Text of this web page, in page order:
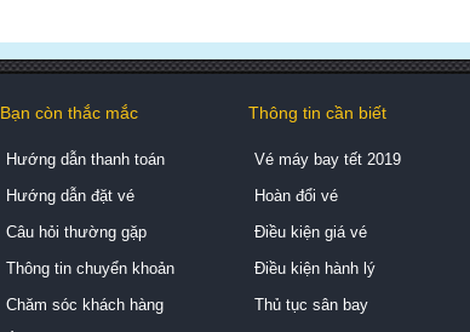
Bạn còn thắc mắc
Hướng dẫn thanh toán
Hướng dẫn đặt vé
Câu hỏi thường gặp
Thông tin chuyển khoản
Chăm sóc khách hàng
Thông tin cần biết
Vé máy bay tết 2019
Hoàn đổi vé
Điều kiện giá vé
Điều kiện hành lý
Thủ tục sân bay